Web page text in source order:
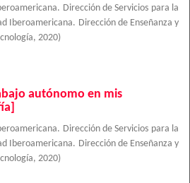
Dirección de Servicios para la
Iberoamericana. Dirección de Enseñanza y
, 2020)
autónomo en mis
Dirección de Servicios para la
Iberoamericana. Dirección de Enseñanza y
, 2020)